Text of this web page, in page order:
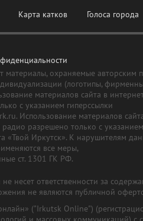
Карта катков Голоса города
материалы, охраняемые авторским
(логотипы,
материалов сайта в
с указанием гиперссылки
Использование материалов
радио разрешено только с указанием
«Твой Иркутск». К нарушителям
все меры,
ст. 1301 ГК РФ.
несет ответственности за
не являются публичной
онлайн» ("Irkutsk Online")